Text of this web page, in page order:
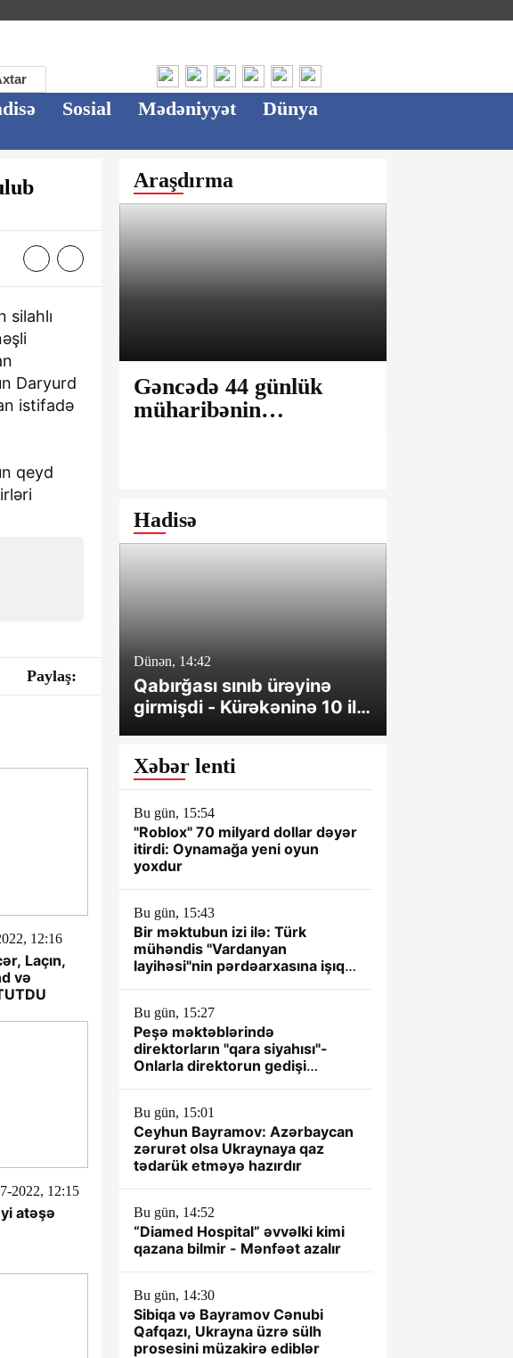
Sosial Mədəniyyət
Dünya
silahlı
Daryurd
istifadə
qeyd
Paylaş:
12:16
Laçın,
və
2022, 12:15
atəşə
Araşdırma
Gəncədə 44 günlük
müharibənin
Arxitektura Komitəsi -
SAKİNLƏRDƏN
Hadisə
Dünən, 14:42
Qabırğası sınıb ürəyinə
girmişdi - Kürəkəninə 10 il
Xəbər lenti
Bu gün, 15:54
"Roblox" 70 milyard dollar dəyər
itirdi: Oynamağa yeni oyun
yoxdur
Bu gün, 15:43
Bir məktubun izi ilə: Türk
mühəndis "Vardanyan
layihəsi"nin pərdəarxasına işıq
Bu gün, 15:27
Peşə məktəblərində
direktorların "qara siyahısı"-
Onlarla direktorun gedişi
Bu gün, 15:01
Ceyhun Bayramov: Azərbaycan
zərurət olsa Ukraynaya qaz
tədarük etməyə hazırdır
Bu gün, 14:52
“Diamed Hospital” əvvəlki kimi
qazana bilmir - Mənfəət azalır
Bu gün, 14:30
Sibiqa və Bayramov Cənubi
Qafqazı, Ukrayna üzrə sülh
prosesini müzakirə ediblər